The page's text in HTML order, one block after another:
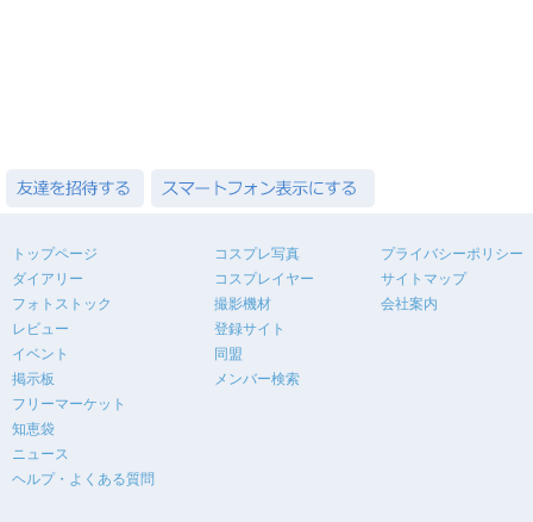
トップページ
ダイアリー
フォトストック
レビュー
イベント
掲示板
フリーマーケット
知恵袋
ニュース
ヘルプ・よくある質問
コスプレ写真
コスプレイヤー
撮影機材
登録サイト
同盟
メンバー検索
プライバシーポリシー
サイトマップ
会社案内